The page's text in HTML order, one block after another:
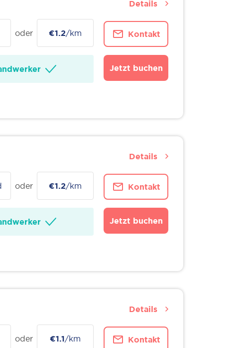
oder €1.2/km Kontakt
Jetzt buchen
Details
oder €1.2/km Kontakt
Jetzt buchen
Details
oder €1.1/km Kontakt
Details